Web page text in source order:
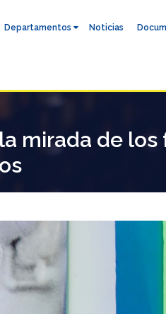
Departamentos Noticias
mirada de